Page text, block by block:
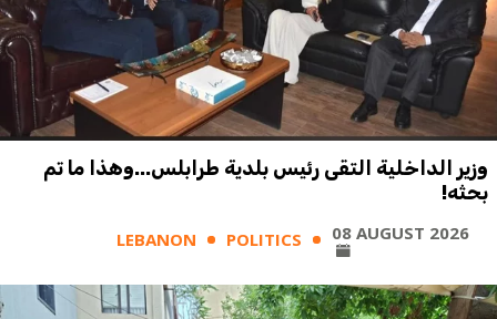
وزير الداخلية التقى رئيس بلدية طرابلس...وهذا ما تم
بحثه!
LEBANON POLITICS 08 AUGUST 2026